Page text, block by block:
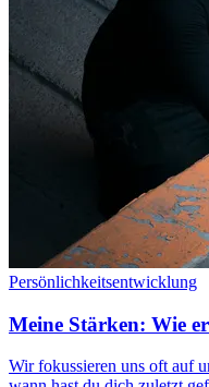
Persönlichkeitsentwicklung
Meine Stärken: Wie
Wir fokussieren uns oft auf